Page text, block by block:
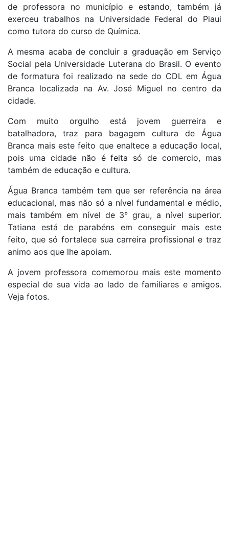
de professora no município e estando, também já
exerceu trabalhos na Universidade Federal do Piaui
como tutora do curso de Química.
A mesma acaba de concluir a graduação em Serviço
Social pela Universidade Luterana do Brasil. O evento
de formatura foi realizado na sede do CDL em Água
Branca localizada na Av. José Miguel no centro da
cidade.
Com muito orgulho está jovem guerreira e
batalhadora, traz para bagagem cultura de Água
Branca mais este feito que enaltece a educação local,
pois uma cidade não é feita só de comercio, mas
também de educação e cultura.
Água Branca também tem que ser referência na área
educacional, mas não só a nível fundamental e médio,
mais também em nível de 3° grau, a nível superior.
Tatiana está de parabéns em conseguir mais este
feito, que só fortalece sua carreira profissional e traz
animo aos que lhe apoiam.
A jovem professora comemorou mais este momento
especial de sua vida ao lado de familiares e amigos.
Veja fotos.